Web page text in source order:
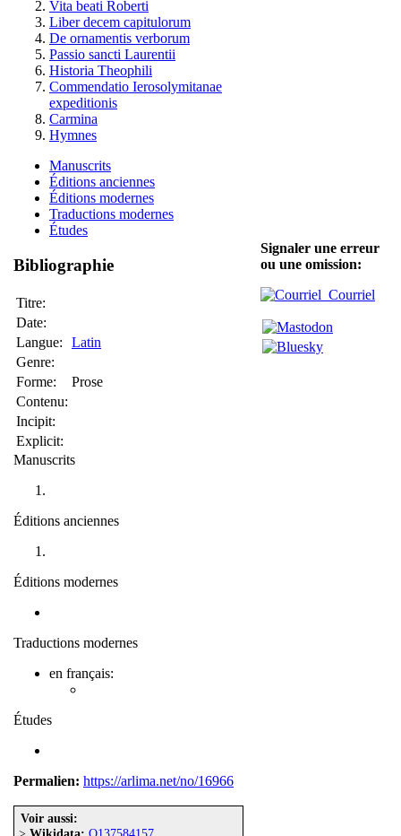
Vita beati Roberti
Liber decem capitulorum
De ornamentis verborum
Passio sancti Laurentii
Historia Theophili
Commendatio Ierosolymitanae
expeditionis
Carmina
Hymnes
Manuscrits
Éditions anciennes
Éditions modernes
Traductions modernes
Études
Bibliographie
Titre:
Date:
Langue:
Latin
Genre:
Forme:
Prose
Contenu:
Incipit:
Explicit:
Manuscrits
Éditions anciennes
Éditions modernes
Traductions modernes
en français:
Études
Permalien: https://arlima.net/no/16966
Voir aussi:
Signaler une erreur
ou une omission:
Courriel